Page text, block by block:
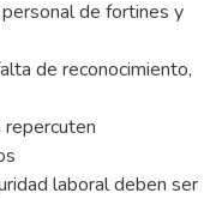
de fortines y
de reconocimiento,
repercuten
laboral deben ser